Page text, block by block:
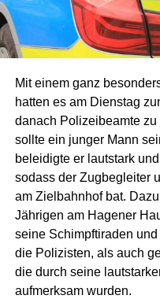
Mit einem ganz
hatten es am Dienstag
danach Polizeibeamte
sollte ein junger Mann
beleidigte er lautstark
sodass der Zugbegleiter
am Zielbahnhof bat.
Jährigen am Hagener
seine Schimpftiraden
die Polizisten, als auch
die durch seine
aufmerksam wurden.